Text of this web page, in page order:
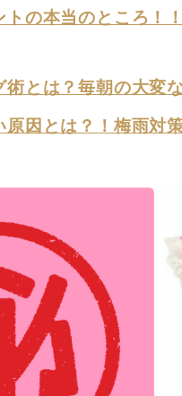
の本当のところ！
術とは？毎朝の大変
因とは？！梅雨対